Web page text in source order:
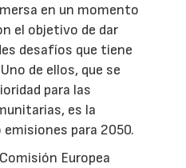
en un momento
el objetivo de dar
desafíos que tiene
de ellos, que se
para las
es la
para 2050.
Europea